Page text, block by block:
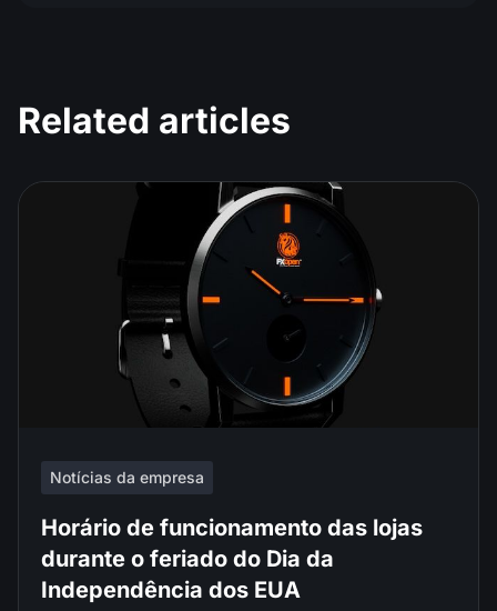
Related articles
Notícias da empresa
Horário de funcionamento das lojas
durante o feriado do Dia da
Independência dos EUA